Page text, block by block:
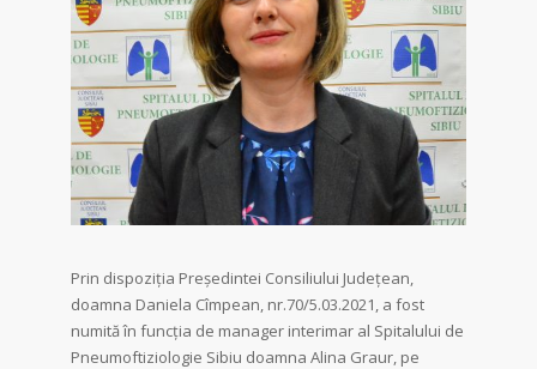
Prin dispoziția Președintei Consiliului Județean,
doamna Daniela Cîmpean, nr.70/5.03.2021, a fost
numită în funcția de manager interimar al Spitalului de
Pneumoftiziologie Sibiu doamna Alina Graur, pe